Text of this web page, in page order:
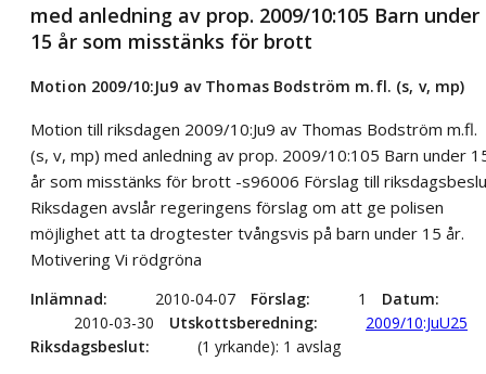
med anledning av prop. 2009/10:105 Barn under
15 år som misstänks för brott
Motion 2009/10:Ju9 av Thomas Bodström m.fl. (s, v, mp)
Motion till riksdagen 2009/10:Ju9 av Thomas Bodström m.fl.
(s, v, mp) med anledning av prop. 2009/10:105 Barn under
år som misstänks för brott -s96006 Förslag till
Riksdagen avslår regeringens förslag om att ge polisen
möjlighet att ta drogtester tvångsvis på barn under 15 år.
Motivering Vi rödgröna
Inlämnad 2010-04-07 Förslag 1
Datum
2010-03-30
Utskottsberedning
2009/10:JuU25
Riksdagsbeslut
(1 yrkande): 1 avslag